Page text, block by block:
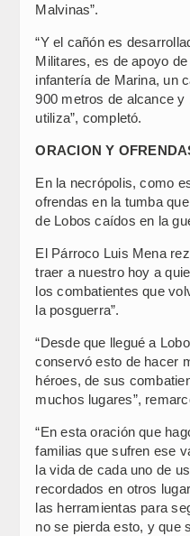
Malvinas”.
“Y el cañón es
Militares, es de apoyo
infantería de Marina, un
900 metros de alcance
utiliza”, completó.
ORACION Y
En la necrópolis, como
ofrendas en la tumba
de Lobos caídos en la
El Párroco Luis Mena
traer a nuestro hoy a
los combatientes que
la posguerra”.
“Desde que llegué a
conservó esto de hacer
héroes, de sus
muchos lugares”,
“En esta oración que
familias que sufren ese
la vida de cada uno de
recordados en otros
las herramientas para
no se pierda esto, y que